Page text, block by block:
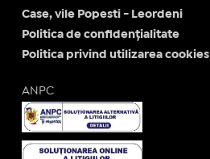
Case, vile Popesti - Leordeni
Politica de confidențialitate
Politica privind utilizarea cookies
ANPC